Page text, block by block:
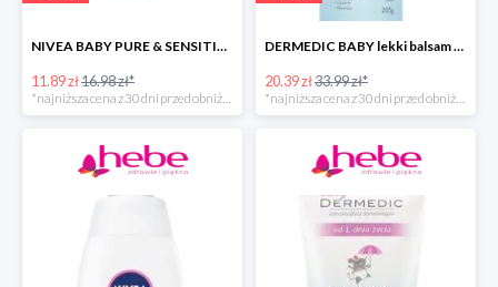
NIVEA BABY PURE & SENSITIVE krem dla dzieci
11.89 zł16.98 zł*
DERMEDIC BABY lekki balsam do ciała
20.39 zł33.99 zł*